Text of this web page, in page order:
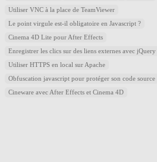
Utiliser VNC à la place de TeamViewer
Le point virgule est-il obligatoire en Javascript ?
Cinema 4D Lite pour After Effects
Enregistrer les clics sur des liens externes avec jQuery
Utiliser HTTPS en local sur Apache
Obfuscation javascript pour protéger son code source
Cineware avec After Effects et Cinema 4D